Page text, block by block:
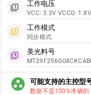
filter_1
工作电压
VCC: 3.3V VCCQ: 1.8V
filter_2
工作模式
同步模式
filter_4
美光料号
group_work 可能支持的主控型
数据不是100%准确的